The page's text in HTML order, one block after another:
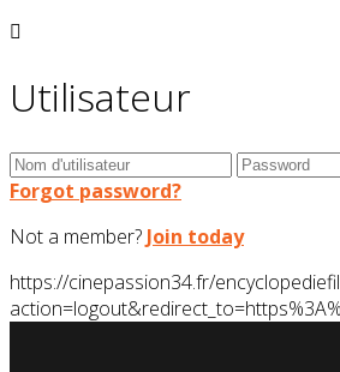
Utilisateur
Forgot password?
Not a member? Join today
https://cinepassion34.fr/